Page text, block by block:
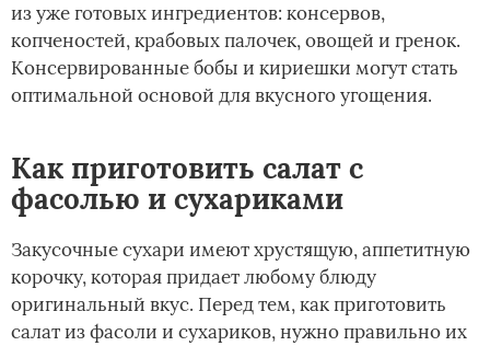
из уже готовых ингредиентов: консервов,
копченостей, крабовых палочек, овощей и гренок.
Консервированные бобы и кириешки могут стать
оптимальной основой для вкусного угощения.
Как приготовить салат с
фасолью и сухариками
Закусочные сухари имеют хрустящую, аппетитную
корочку, которая придает любому блюду
оригинальный вкус. Перед тем, как приготовить
салат из фасоли и сухариков, нужно правильно их